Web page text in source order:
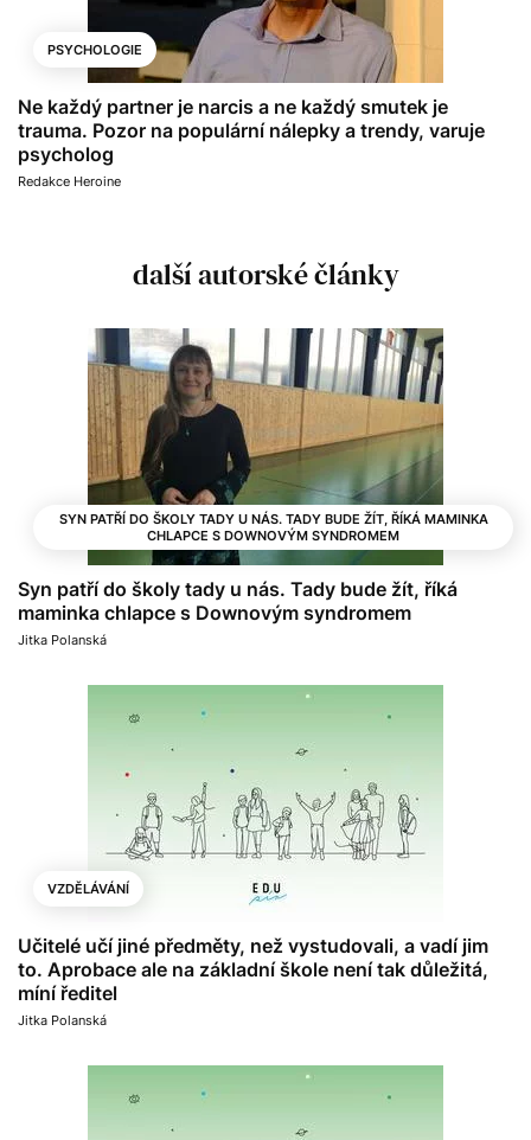
PSYCHOLOGIE
Ne každý partner je narcis a ne každý smutek je
trauma. Pozor na populární nálepky a trendy, varuje
psycholog
Redakce Heroine
další autorské články
SYN PATŘÍ DO ŠKOLY TADY U NÁS. TADY BUDE ŽÍT, ŘÍKÁ MAMINKA
CHLAPCE S DOWNOVÝM SYNDROMEM
Syn patří do školy tady u nás. Tady bude žít, říká
maminka chlapce s Downovým syndromem
Jitka Polanská
VZDĚLÁVÁNÍ
Učitelé učí jiné předměty, než vystudovali, a vadí jim
to. Aprobace ale na základní škole není tak důležitá,
míní ředitel
Jitka Polanská